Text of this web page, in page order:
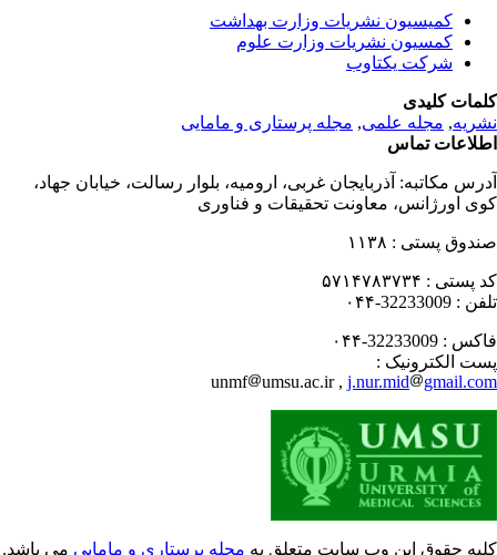
کمیسیون نشریات وزارت بهداشت
کمسیون نشریات وزارت علوم
شرکت یکتاوب
کلیدی
,مجله علمی, مجله پرستاری و مامایی
تماس
مکاتبه:آذربایجان غربی، ارومیه، بلوار رسالت، خیابان جهاد،
اورژانس، معاونت تحقیقات و فناوری
پستی : ۱۱۳۸
پستی : ۵۷۱۴۷۸۳۷۳۴
: 32233009-۰۴۴
: 32233009-۰۴۴
الکترونیک :
unmf
umsu.ac.ir ,j.nur.mid
حقوق این وب سایت متعلق بهمجله پرستاری و ماماییمی باشد.